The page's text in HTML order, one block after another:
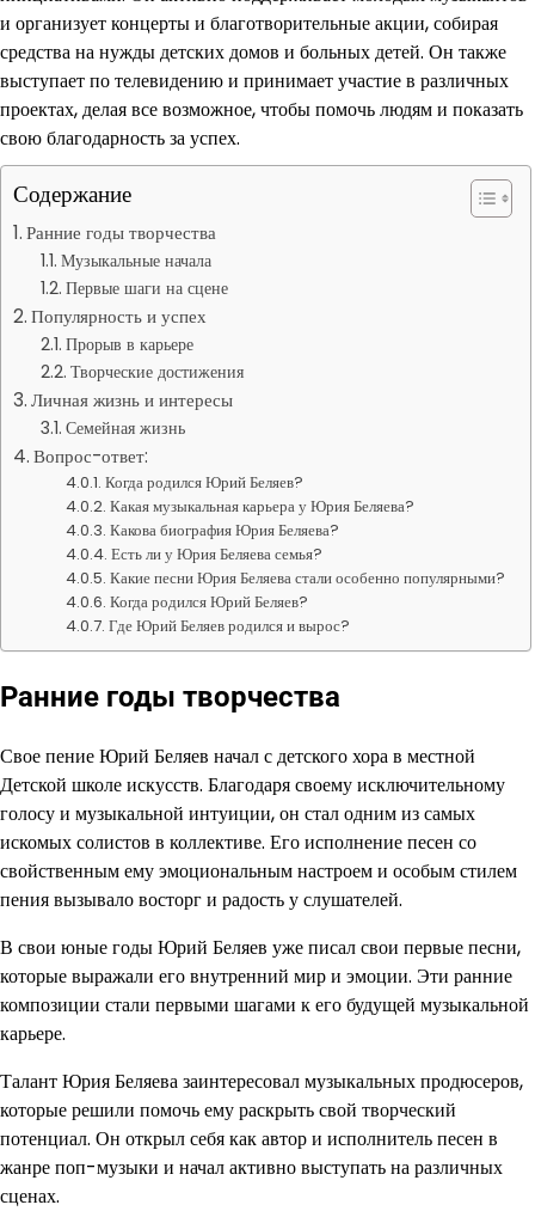
и организует концерты и благотворительные акции, собирая
средства на нужды детских домов и больных детей. Он также
выступает по телевидению и принимает участие в различных
проектах, делая все возможное, чтобы помочь людям и показать
свою благодарность за успех.
Содержание
Ранние годы творчества
Музыкальные начала
Первые шаги на сцене
Популярность и успех
Прорыв в карьере
Творческие достижения
Личная жизнь и интересы
Семейная жизнь
Вопрос-ответ:
Когда родился Юрий Беляев?
Какая музыкальная карьера у Юрия Беляева?
Какова биография Юрия Беляева?
Есть ли у Юрия Беляева семья?
Какие песни Юрия Беляева стали особенно популярными?
Когда родился Юрий Беляев?
Где Юрий Беляев родился и вырос?
Ранние годы творчества
Свое пение Юрий Беляев начал с детского хора в местной
Детской школе искусств. Благодаря своему исключительному
голосу и музыкальной интуиции, он стал одним из самых
искомых солистов в коллективе. Его исполнение песен со
свойственным ему эмоциональным настроем и особым стилем
пения вызывало восторг и радость у слушателей.
В свои юные годы Юрий Беляев уже писал свои первые песни,
которые выражали его внутренний мир и эмоции. Эти ранние
композиции стали первыми шагами к его будущей музыкальной
карьере.
Талант Юрия Беляева заинтересовал музыкальных продюсеров,
которые решили помочь ему раскрыть свой творческий
потенциал. Он открыл себя как автор и исполнитель песен в
жанре поп-музыки и начал активно выступать на различных
сценах.